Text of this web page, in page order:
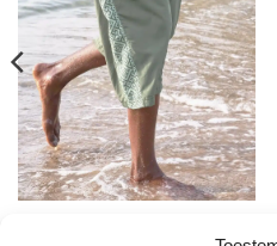
Qabail Etniz zwembroek,